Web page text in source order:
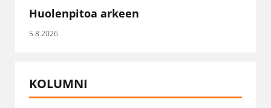
Huolenpitoa arkeen
5.8.2026
KOLUMNI